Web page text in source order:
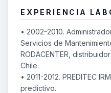
EXPERIENCIA
• 2002-2010.
Servicios de
RODACENTER,
Chile.
• 2011-2012. PREDITEC
predictivo.